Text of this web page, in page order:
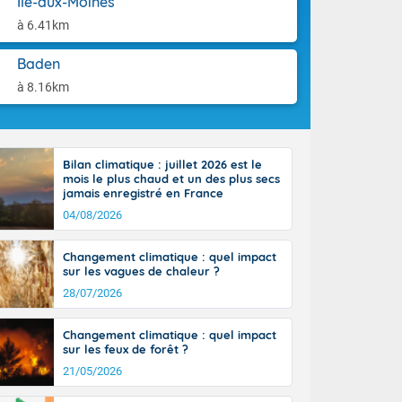
à 6.41km
Baden
à 8.16km
un peu
du pays,
du Massif
la
ciel est le
vent,
deux
entre 11
sur les
l'intérieur
vallée de
Bilan climatique : juillet 2026 est le
mois le plus chaud et un des plus secs
jamais enregistré en France
04/08/2026
Changement climatique : quel impact
sur les vagues de chaleur ?
28/07/2026
Changement climatique : quel impact
sur les feux de forêt ?
21/05/2026